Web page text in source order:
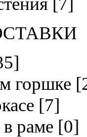
горшке
[7]
раме [0]